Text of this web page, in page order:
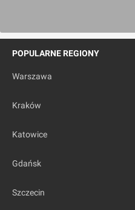
POPULARNE REGIONY
Warszawa
Kraków
Katowice
Gdańsk
Szczecin